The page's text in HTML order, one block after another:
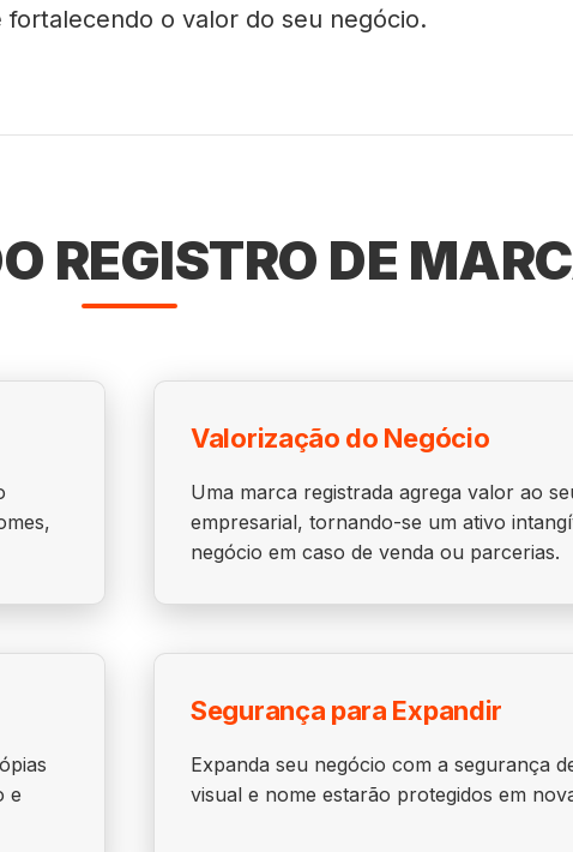
o valor do seu negócio.
REGISTRO DE
Valorização do Negócio
Uma marca registrada agrega valor ao
empresarial, tornando-se um ativo
negócio em caso de venda ou parcerias.
e
Segurança para Expandir
Expanda seu negócio com a segurança
visual e nome estarão protegidos em